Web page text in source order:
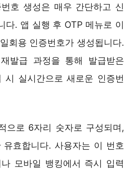
호 생성은 매우 간단하고 신
다. 앱 실행 후 OTP 메뉴로 이
회용 인증번호가 생성됩니다.
발급 과정을 통해 발급받은
시 실시간으로 새로운 인증번
으로 6자리 숫자로 구성되며,
유효합니다. 사용자는 이 번호
모바일 뱅킹에서 즉시 입력